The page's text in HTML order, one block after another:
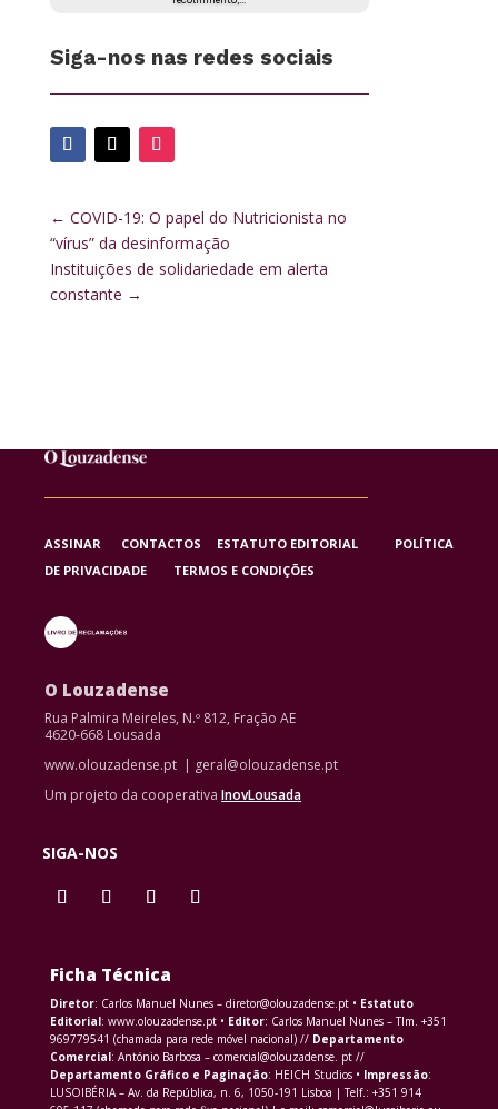
Siga-nos nas redes sociais
← COVID-19: O papel do Nutricionista no
“vírus” da desinformação
Instituições de solidariedade em alerta
constante →
ASSINAR CONTACTOS ESTATUTO EDITORIAL POLÍTICA
DE PRIVACIDADE TERMOS E CONDIÇÕES
O Louzadense
Rua Palmira Meireles, N.º 812, Fração AE
4620-668 Lousada
www.olouzadense.pt | geral@olouzadense.pt
Um projeto da cooperativa InovLousada
SIGA-NOS
Ficha Técnica
Diretor: Carlos Manuel Nunes – diretor@olouzadense.pt • Estatuto
Editorial: www.olouzadense.pt • Editor: Carlos Manuel Nunes – Tlm. +351
969779541 (chamada para rede móvel nacional) // Departamento
Comercial: António Barbosa – comercial@olouzadense. pt //
Departamento Gráfico e Paginação: HEICH Studios • Impressão:
LUSOIBÉRIA – Av. da República, n. 6, 1050-191 Lisboa | Telf.: +351 914